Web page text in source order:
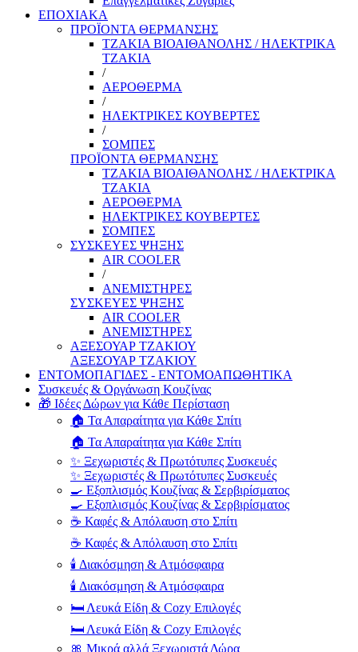
ΕΠΟΧΙΑΚΑ
ΠΡΟΪΟΝΤΑ ΘΕΡΜΑΝΣΗΣ
ΤΖΑΚΙΑ ΒΙΟΑΙΘΑΝΟΛΗΣ / ΗΛΕΚΤΡΙΚΑ
ΤΖΑΚΙΑ
/
ΑΕΡΟΘΕΡΜΑ
/
ΗΛΕΚΤΡΙΚΕΣ ΚΟΥΒΕΡΤΕΣ
/
ΣΟΜΠΕΣ
ΠΡΟΪΟΝΤΑ ΘΕΡΜΑΝΣΗΣ
ΤΖΑΚΙΑ ΒΙΟΑΙΘΑΝΟΛΗΣ / ΗΛΕΚΤΡΙΚΑ
ΤΖΑΚΙΑ
ΑΕΡΟΘΕΡΜΑ
ΗΛΕΚΤΡΙΚΕΣ ΚΟΥΒΕΡΤΕΣ
ΣΟΜΠΕΣ
ΣΥΣΚΕΥΕΣ ΨΗΞΗΣ
AIR COOLER
/
ΑΝΕΜΙΣΤΗΡΕΣ
ΣΥΣΚΕΥΕΣ ΨΗΞΗΣ
AIR COOLER
ΑΝΕΜΙΣΤΗΡΕΣ
ΑΞΕΣΟΥΑΡ ΤΖΑΚΙΟΥ
ΑΞΕΣΟΥΑΡ ΤΖΑΚΙΟΥ
ΕΝΤΟΜΟΠΑΓΙΔΕΣ - ΕΝΤΟΜΟΑΠΩΘΗΤΙΚΑ
Συσκευές & Οργάνωση Κουζίνας
🎁 Ιδέες Δώρων για Κάθε Περίσταση
🏠 Τα Απαραίτητα για Κάθε Σπίτι
🏠 Τα Απαραίτητα για Κάθε Σπίτι
✨ Ξεχωριστές & Πρωτότυπες Συσκευές
✨ Ξεχωριστές & Πρωτότυπες Συσκευές
🍳 Εξοπλισμός Κουζίνας & Σερβιρίσματος
🍳 Εξοπλισμός Κουζίνας & Σερβιρίσματος
☕ Καφές & Απόλαυση στο Σπίτι
☕ Καφές & Απόλαυση στο Σπίτι
🕯️ Διακόσμηση & Ατμόσφαιρα
🕯️ Διακόσμηση & Ατμόσφαιρα
🛏️ Λευκά Είδη & Cozy Επιλογές
🛏️ Λευκά Είδη & Cozy Επιλογές
🎀 Μικρά αλλά Ξεχωριστά Δώρα